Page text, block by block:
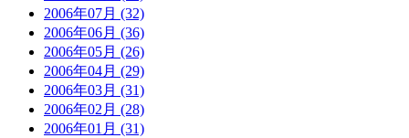
2006年07月 (32)
2006年06月 (36)
2006年05月 (26)
2006年04月 (29)
2006年03月 (31)
2006年02月 (28)
2006年01月 (31)